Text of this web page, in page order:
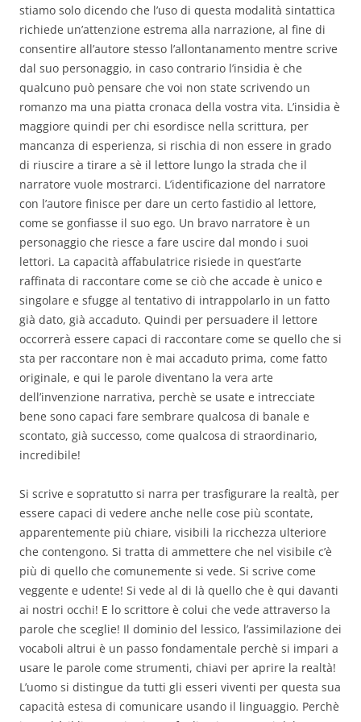
stiamo solo dicendo che l’uso di questa modalità sintattica
richiede un’attenzione estrema alla narrazione, al fine di
consentire all’autore stesso l’allontanamento mentre scrive
dal suo personaggio, in caso contrario l’insidia è che
qualcuno può pensare che voi non state scrivendo un
romanzo ma una piatta cronaca della vostra vita. L’insidia è
maggiore quindi per chi esordisce nella scrittura, per
mancanza di esperienza, si rischia di non essere in grado
di riuscire a tirare a sè il lettore lungo la strada che il
narratore vuole mostrarci. L’identificazione del narratore
con l’autore finisce per dare un certo fastidio al lettore,
come se gonfiasse il suo ego. Un bravo narratore è un
personaggio che riesce a fare uscire dal mondo i suoi
lettori. La capacità affabulatrice risiede in quest’arte
raffinata di raccontare come se ciò che accade è unico e
singolare e sfugge al tentativo di intrappolarlo in un fatto
già dato, già accaduto. Quindi per persuadere il lettore
occorrerà essere capaci di raccontare come se quello che si
sta per raccontare non è mai accaduto prima, come fatto
originale, e qui le parole diventano la vera arte
dell’invenzione narrativa, perchè se usate e intrecciate
bene sono capaci fare sembrare qualcosa di banale e
scontato, già successo, come qualcosa di straordinario,
incredibile!
Si scrive e sopratutto si narra per trasfigurare la realtà, per
essere capaci di vedere anche nelle cose più scontate,
apparentemente più chiare, visibili la ricchezza ulteriore
che contengono. Si tratta di ammettere che nel visibile c’è
più di quello che comunemente si vede. Si scrive come
veggente e udente! Si vede al di là quello che è qui davanti
ai nostri occhi! E lo scrittore è colui che vede attraverso la
parole che sceglie! Il dominio del lessico, l’assimilazione dei
vocaboli altrui è un passo fondamentale perchè si impari a
usare le parole come strumenti, chiavi per aprire la realtà!
L’uomo si distingue da tutti gli esseri viventi per questa sua
capacità estesa di comunicare usando il linguaggio. Perchè